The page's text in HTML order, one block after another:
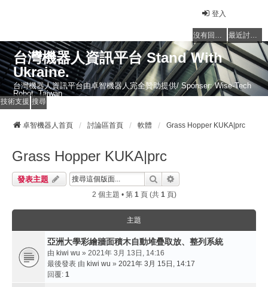
登入
沒有回覆的主題 最近討論的主題
台灣機器人資訊平台 Stand With
Ukraine.
台灣機器人資訊平台由卓智機器人完全贊助提供/ Sponser: Wise-Tech
Robot, Taiwan
技術支援 搜尋
卓智機器人首頁 討論區首頁 軟體 Grass Hopper KUKA|prc
Grass Hopper KUKA|prc
發表主題 搜尋
2 個主題 • 第 1頁 (共 1頁)
主題
亞洲大學彩繪牆面積木自動堆疊取放、整列系統
由 kiwi wu » 2021年 3月 13日, 14:16
最後發表 由 kiwi wu » 2021年 3月 15日, 14:17
回覆: 1